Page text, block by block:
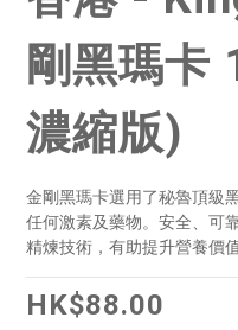
全單
剛黑瑪卡
濃縮版)
金剛黑瑪卡選用了秘魯頂級
任何激素及藥物。安全、可
精煉技術，有助提升營養價
HK$88.00